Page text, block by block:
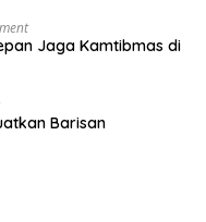
Jaga Kamtibmas di
Barisan